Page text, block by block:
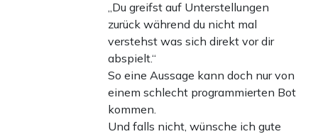
„Du greifst auf Unterstellungen
zurück während du nicht mal
verstehst was sich direkt vor dir
abspielt.“
So eine Aussage kann doch nur von
einem schlecht programmierten Bot
kommen.
Und falls nicht, wünsche ich gute